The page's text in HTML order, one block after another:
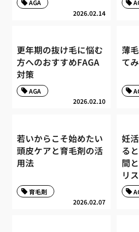
2026.02.14
AGA
更年期の抜け毛に悩む
方へのおすすめFAGA
対策
2026.02.10
AGA
薄
て
若いからこそ始めたい
頭皮ケアと育毛剤の活
用法
2026.02.07
育毛剤
妊
る
間
リ